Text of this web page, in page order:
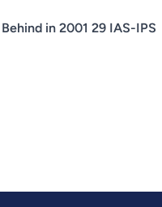
in 2001 29 IAS-IPS